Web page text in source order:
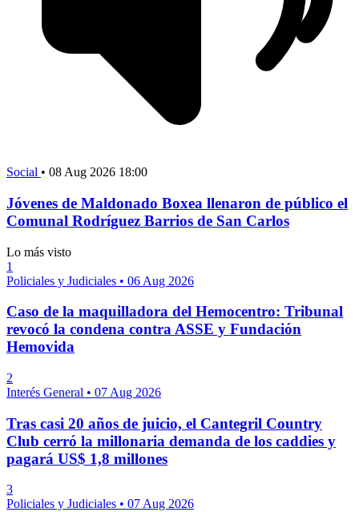
Social • 08 Aug 2026 18:00
Jóvenes de Maldonado Boxea llenaron de público el
Comunal Rodríguez Barrios de San Carlos
Lo más visto
1
Policiales y Judiciales • 06 Aug 2026
Caso de la maquilladora del Hemocentro: Tribunal
revocó la condena contra ASSE y Fundación
Hemovida
2
Interés General • 07 Aug 2026
Tras casi 20 años de juicio, el Cantegril Country
Club cerró la millonaria demanda de los caddies y
pagará US$ 1,8 millones
3
Policiales y Judiciales • 07 Aug 2026